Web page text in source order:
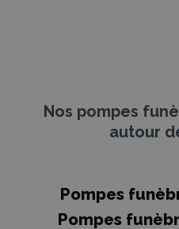
Nos pompes
autour
Pompes
Pompes